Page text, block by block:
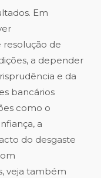
Em
resolução de
a depender
e da
bancários
como o
a
do desgaste
veja também